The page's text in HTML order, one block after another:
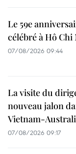
Le 59e
célébré à Hô
07/08/2026 09:44
La visite du
nouveau jalon
Vietnam-
07/08/2026 09:17